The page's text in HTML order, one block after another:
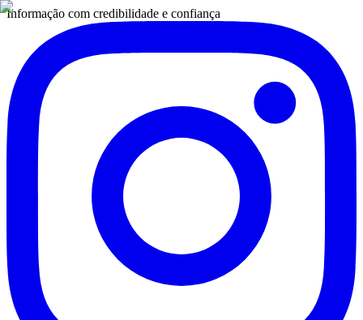
Informação com credibilidade e confiança